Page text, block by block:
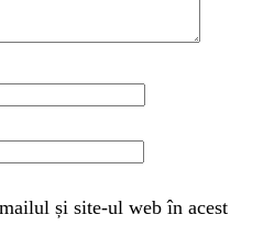
și site-ul web în acest